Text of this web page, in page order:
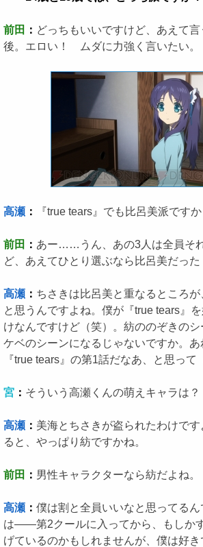
前田 ： どっちもいいですけど、あえて言
後。エロい！ ムダに力強く言いたい。
高瀬 ： 『true tears』でも比呂美派ですか
前田 ： あー……うん、あの3人は全員そ
ど、あえてひとり選ぶなら比呂美だった
高瀬 ： ちさきは比呂美と重なるところ
と思うんですよね。僕が『true tears』
けなんですけど（笑）。紡ののぞきの
ケベのシーンになるじゃないですか。
『true tears』の第1話だなあ、と思って
宮 ： そういう高瀬くんの萌えキャラは？
高瀬 ： 美海とちさきが盗られたわけで
ると、やっぱり紡ですかね。
前田 ： 男性キャラクターなら紡だよね。
高瀬 ： 僕は割と全員いいなと思ってる
は――第2クールに入ってから、もしか
げているのかもしれませんが、僕は好